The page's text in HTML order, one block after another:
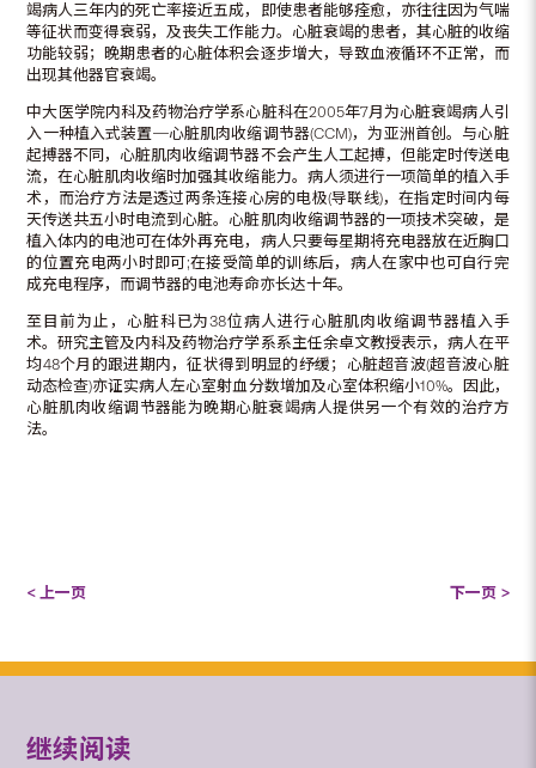
竭病人三年内的死亡率接近五成，即使患者能够痊愈，亦往往因为气喘
等征状而变得衰弱，及丧失工作能力。心脏衰竭的患者，其心脏的收缩
功能较弱；晚期患者的心脏体积会逐步增大，导致血液循环不正常，而
出现其他器官衰竭。
中大医学院内科及药物治疗学系心脏科在2005年7月为心脏衰竭病人引
入一种植入式装置─心脏肌肉收缩调节器(CCM)，为亚洲首创。与心脏
起搏器不同，心脏肌肉收缩调节器不会产生人工起搏，但能定时传送电
流，在心脏肌肉收缩时加强其收缩能力。病人须进行一项简单的植入手
术，而治疗方法是透过两条连接心房的电极(导联线)，在指定时间内每
天传送共五小时电流到心脏。心脏肌肉收缩调节器的一项技术突破，是
植入体内的电池可在体外再充电，病人只要每星期将充电器放在近胸口
的位置充电两小时即可;在接受简单的训练后，病人在家中也可自行完
成充电程序，而调节器的电池寿命亦长达十年。
至目前为止，心脏科已为38位病人进行心脏肌肉收缩调节器植入手
术。研究主管及内科及药物治疗学系系主任余卓文教授表示，病人在平
均48个月的跟进期内，征状得到明显的纾缓；心脏超音波(超音波心脏
动态检查)亦证实病人左心室射血分数增加及心室体积缩小10%。因此，
心脏肌肉收缩调节器能为晚期心脏衰竭病人提供另一个有效的治疗方
法。
< 上一页 下一页 >
继续阅读